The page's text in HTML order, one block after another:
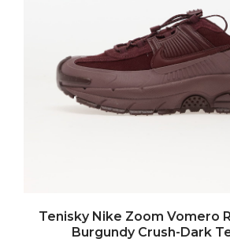
Tenisky Nike Zoom Vomero
Burgundy Crush-Dark